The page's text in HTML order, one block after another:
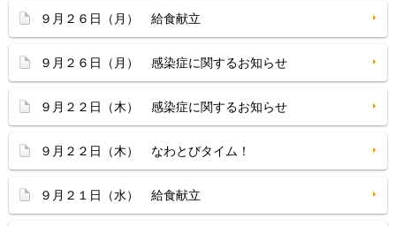
９月２６日（月） 給食献立
９月２６日（月） 感染症に関するお知らせ
９月２２日（木） 感染症に関するお知らせ
９月２２日（木） なわとびタイム！
９月２１日（水） 給食献立